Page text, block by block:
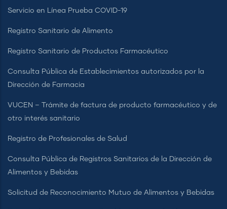
Servicio en Línea Prueba COVID-19
Registro Sanitario de Alimento
Registro Sanitario de Productos Farmacéutico
Consulta Pública de Establecimientos autorizados por la
Dirección de Farmacia
VUCEN – Trámite de factura de producto farmacéutico y de
otro interés sanitario
Registro de Profesionales de Salud
Consulta Pública de Registros Sanitarios de la Dirección de
Alimentos y Bebidas
Solicitud de Reconocimiento Mutuo de Alimentos y Bebidas